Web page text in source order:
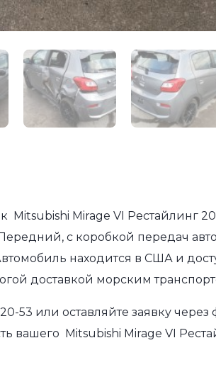
Mitsubishi Mirage VI Рестайлинг
с коробкой передач
находится в США и
доставкой морским
53 или оставляйте заявку
вашего Mitsubishi Mirage VI